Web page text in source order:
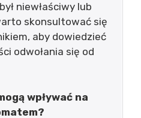
niewłaściwy lub
skonsultować się
aby dowiedzieć
odwołania się od
wpływać na